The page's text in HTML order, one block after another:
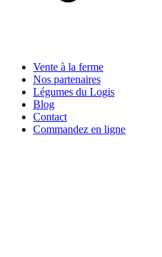
Vente à la ferme
Nos partenaires
Légumes du Logis
Blog
Contact
Commandez en ligne